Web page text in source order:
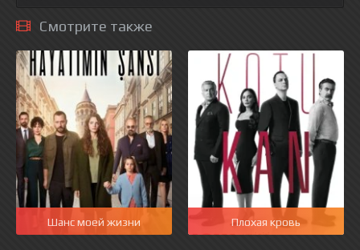
Смотрите также
Шанс моей жизни Плохая кровь